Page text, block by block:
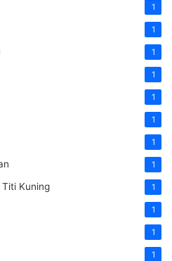
1
1
1
1
1
1
1
1
Kuning 1
1
1
1